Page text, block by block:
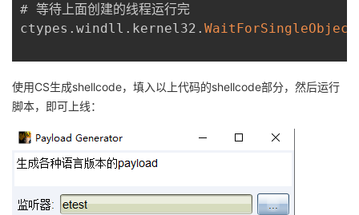
# 等待上面创建的线程运行完
ctypes . windll . kernel32 . WaitForSingleObject
使用CS生成shellcode，填入以上代码的shellcode部分，然后运行
脚本，即可上线：